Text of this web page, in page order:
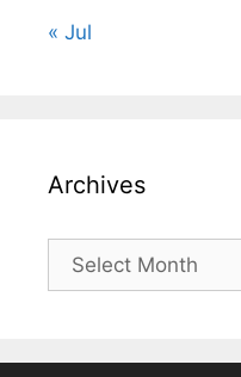
« Jul
Archives
Archives